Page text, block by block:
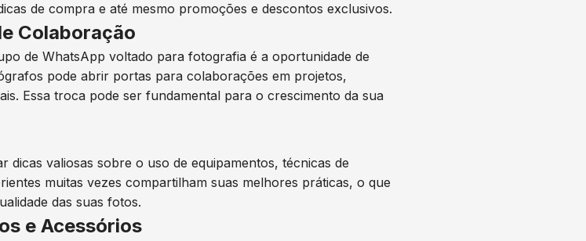
de compra e até mesmo promoções e descontos exclusivos.
Colaboração
de WhatsApp voltado para fotografia é a oportunidade de
pode abrir portas para colaborações em projetos,
Essa troca pode ser fundamental para o crescimento da sua
valiosas sobre o uso de equipamentos, técnicas de
muitas vezes compartilham suas melhores práticas, o que
das suas fotos.
e Acessórios